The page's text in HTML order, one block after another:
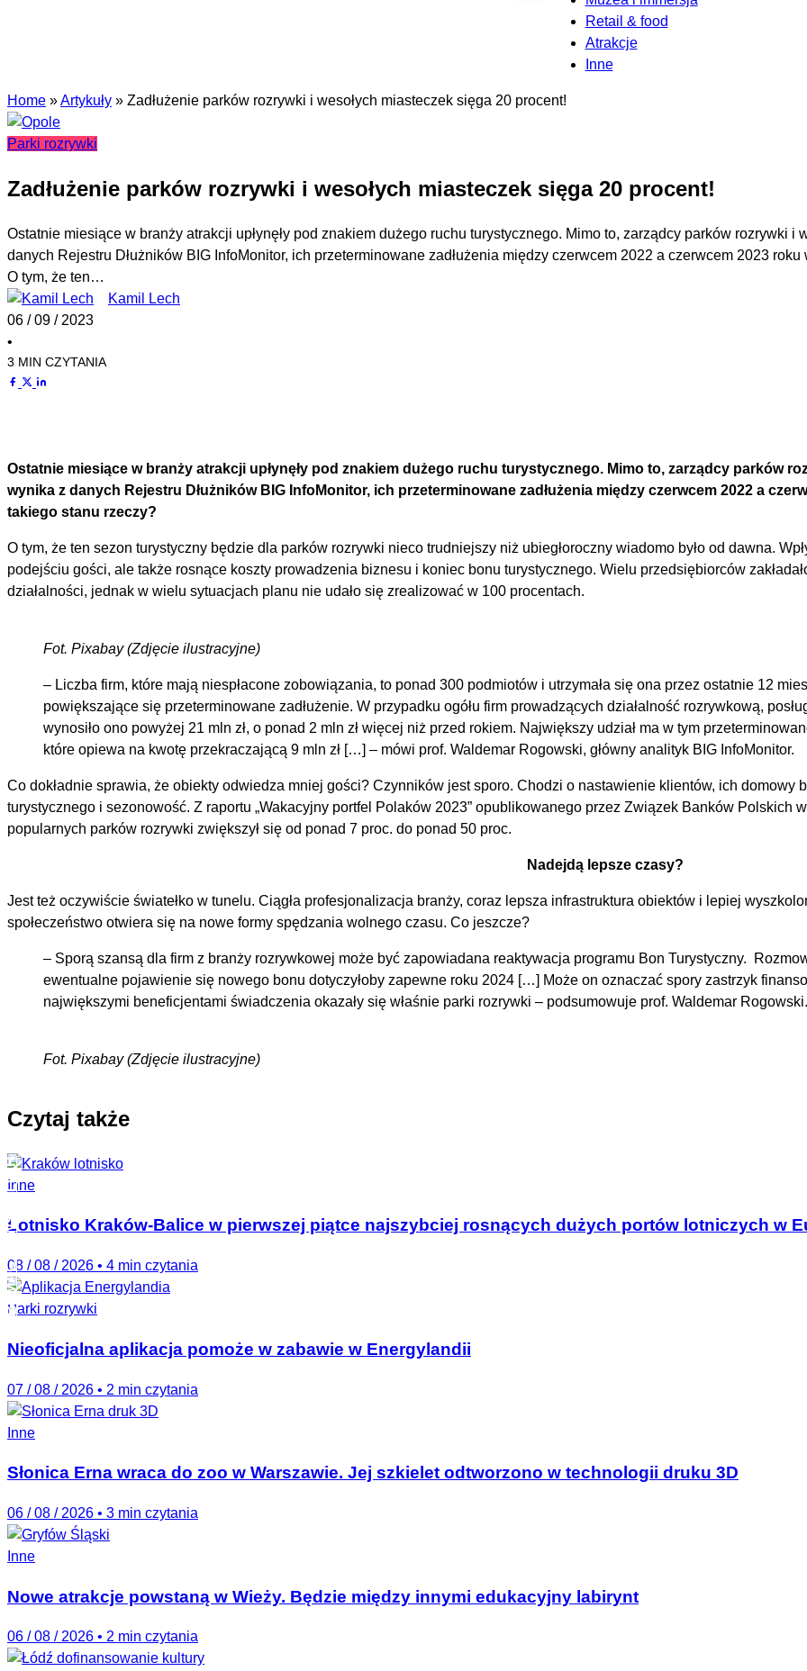
Retail & food
Atrakcje
Inne
PARKMAG NEWSLETTER
Home »Artykuły » Zadłużenie parków rozrywki i wesołych miasteczek sięga 20 procent!
Parki rozrywki
Zadłużenie parków rozrywki i wesołych miasteczek sięga 20 procent!
Ostatnie miesiące w branży atrakcji upłynęły pod znakiem dużego ruchu turystycznego. Mimo to, zarządcy parków rozrywki i
danych Rejestru Dłużników BIG InfoMonitor, ich przeterminowane zadłużenia między czerwcem 2022 a czerwcem 2023
O tym, że ten…
Kamil Lech
06 / 09 / 2023
•
3 MIN CZYTANIA
Ostatnie miesiące w branży atrakcji upłynęły pod znakiem dużego ruchu turystycznego. Mimo to, zarządcy parków
wynika z danych Rejestru Dłużników BIG InfoMonitor, ich przeterminowane zadłużenia między czerwcem 2022 a
takiego stanu rzeczy?
O tym, że ten sezon turystyczny będzie dla parków rozrywki nieco trudniejszy niż ubiegłoroczny wiadomo było od dawna.
podejściu gości, ale także rosnące koszty prowadzenia biznesu i koniec bonu turystycznego. Wielu przedsiębiorców
działalności, jednak w wielu sytuacjach planu nie udało się zrealizować w 100 procentach.
Fot. Pixabay (Zdjęcie ilustracyjne)
– Liczba firm, które mają niespłacone zobowiązania, to ponad 300 podmiotów i utrzymała się ona przez ostatnie 12
powiększające się przeterminowane zadłużenie. W przypadku ogółu firm prowadzących działalność rozrywkową,
wynosiło ono powyżej 21 mln zł, o ponad 2 mln zł więcej niż przed rokiem. Największy udział ma w tym
które opiewa na kwotę przekraczającą 9 mln zł […] – mówi prof. Waldemar Rogowski, główny analityk BIG InfoMonitor.
Co dokładnie sprawia, że obiekty odwiedza mniej gości? Czynników jest sporo. Chodzi o nastawienie klientów, ich domowy
turystycznego i sezonowość. Z raportu „Wakacyjny portfel Polaków 2023” opublikowanego przez Związek Banków Polskich
popularnych parków rozrywki zwiększył się od ponad 7 proc. do ponad 50 proc.
Nadejdą lepsze czasy?
Jest też oczywiście światełko w tunelu. Ciągła profesjonalizacja branży, coraz lepsza infrastruktura obiektów i lepiej
społeczeństwo otwiera się na nowe formy spędzania wolnego czasu. Co jeszcze?
– Sporą szansą dla firm z branży rozrywkowej może być zapowiadana reaktywacja programu Bon Turystyczny.
ewentualne pojawienie się nowego bonu dotyczyłoby zapewne roku 2024 […] Może on oznaczać spory zastrzyk
największymi beneficjentami świadczenia okazały się właśnie parki rozrywki – podsumowuje prof. Waldemar Rogowski.
Fot. Pixabay (Zdjęcie ilustracyjne)
Czytaj także
Inne
Lotnisko Kraków-Balice w pierwszej piątce najszybciej rosnących dużych portów lotniczych w
08 / 08 / 2026 • 4 min czytania
Parki rozrywki
Nieoficjalna aplikacja pomoże w zabawie w Energylandii
07 / 08 / 2026 • 2 min czytania
Inne
Słonica Erna wraca do zoo w Warszawie. Jej szkielet odtworzono w technologii druku 3D
06 / 08 / 2026 • 3 min czytania
Inne
Nowe atrakcje powstaną w Wieży. Będzie między innymi edukacyjny labirynt
06 / 08 / 2026 • 2 min czytania